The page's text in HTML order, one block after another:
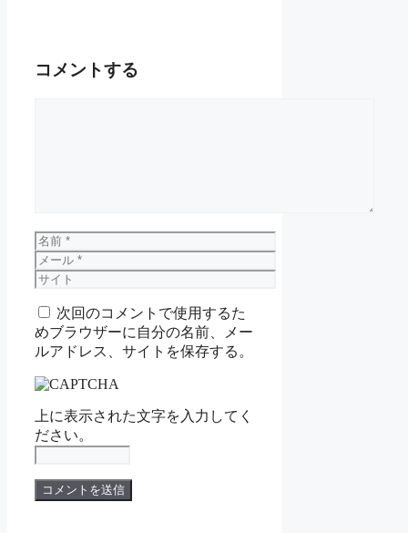
コメントする
名
前
メ
ー
サ
ト 次回のコメントで使用するた
めブラウザーに自分の名前、メー
ルアドレス、サイトを保存する。
上に表示された文字を入力してく
ださい。